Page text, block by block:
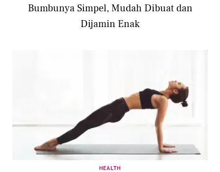
Bumbunya Simpel, Mudah Dibuat dan
Dijamin Enak
HEALTH